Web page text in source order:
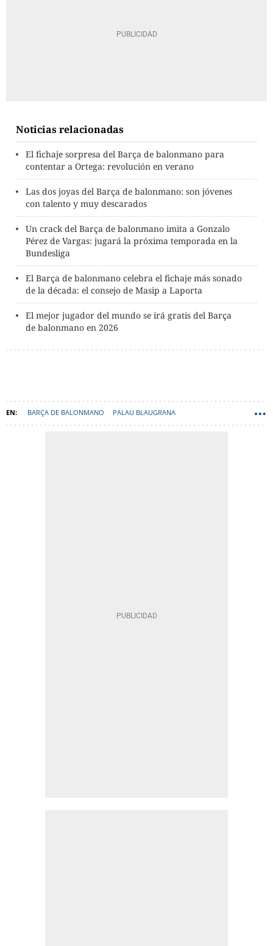
Noticias relacionadas
El fichaje sorpresa del Barça de balonmano para
contentar a Ortega: revolución en verano
Las dos joyas del Barça de balonmano: son jóvenes
con talento y muy descarados
Un crack del Barça de balonmano imita a Gonzalo
Pérez de Vargas: jugará la próxima temporada en la
Bundesliga
El Barça de balonmano celebra el fichaje más sonado
de la década: el consejo de Masip a Laporta
El mejor jugador del mundo se irá gratis del Barça
de balonmano en 2026
BARÇA DE BALONMANO PALAU BLAUGRANA